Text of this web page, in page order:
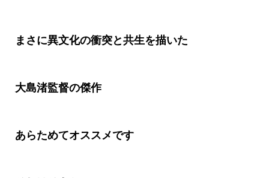
まさに異文化の衝突と共生を描いた
大島渚監督の傑作
あらためてオススメです